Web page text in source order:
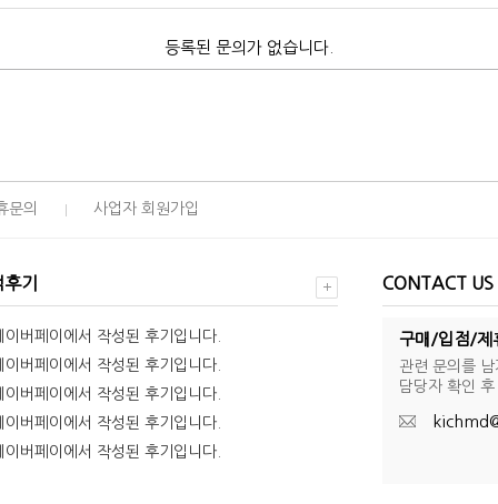
등록된 문의가 없습니다.
문의 사업자 회원가입
기
이버페이에서 작성된 후기입니다.
이버페이에서 작성된 후기입니다.
이버페이에서 작성된 후기입니다.
이버페이에서 작성된 후기입니다.
이버페이에서 작성된 후기입니다.
CONTACT US
구매/입점/제
관련 문의를
담당자 확인